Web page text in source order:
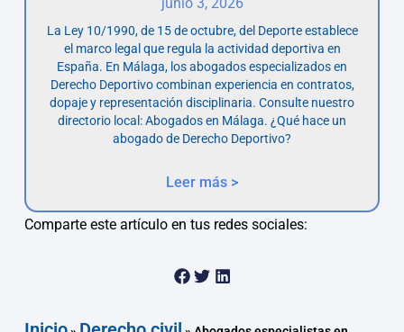
La Ley 10/1990, de 15 de octubre, del Deporte establece
el marco legal que regula la actividad deportiva en
España. En Málaga, los abogados especializados en
Derecho Deportivo combinan experiencia en contratos,
dopaje y representación disciplinaria. Consulte nuestro
directorio local: Abogados en Málaga. ¿Qué hace un
abogado de Derecho Deportivo?
Leer más >
Comparte este artículo en tus redes sociales: